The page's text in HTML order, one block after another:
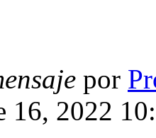
por
16, 2022